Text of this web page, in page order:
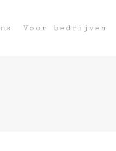
Voor bedrijven